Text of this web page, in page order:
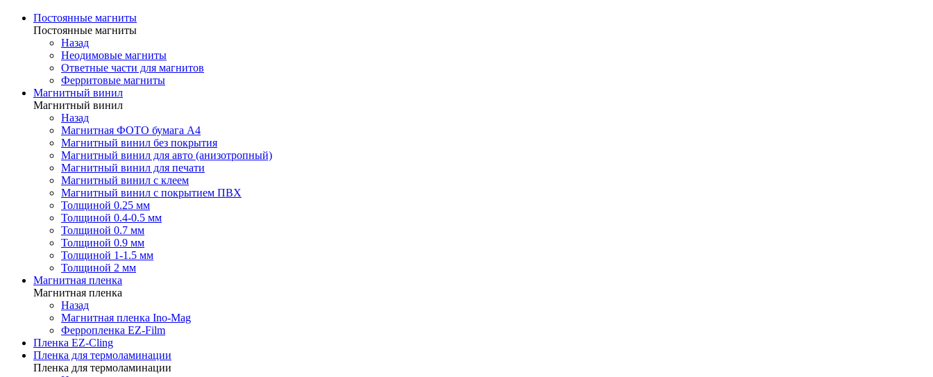
Постоянные магниты
Постоянные магниты
Назад
Неодимовые магниты
Ответные части для магнитов
Ферритовые магниты
Магнитный винил
Магнитный винил
Назад
Магнитная ФОТО бумага А4
Магнитный винил без покрытия
Магнитный винил для авто (анизотропный)
Магнитный винил для печати
Магнитный винил с клеем
Магнитный винил с покрытием ПВХ
Толщиной 0.25 мм
Толщиной 0.4-0.5 мм
Толщиной 0.7 мм
Толщиной 0.9 мм
Толщиной 1-1.5 мм
Толщиной 2 мм
Магнитная пленка
Магнитная пленка
Назад
Магнитная пленка Ino-Mag
Ферропленка EZ-Film
Пленка EZ-Cling
Пленка для термоламинации
Пленка для термоламинации